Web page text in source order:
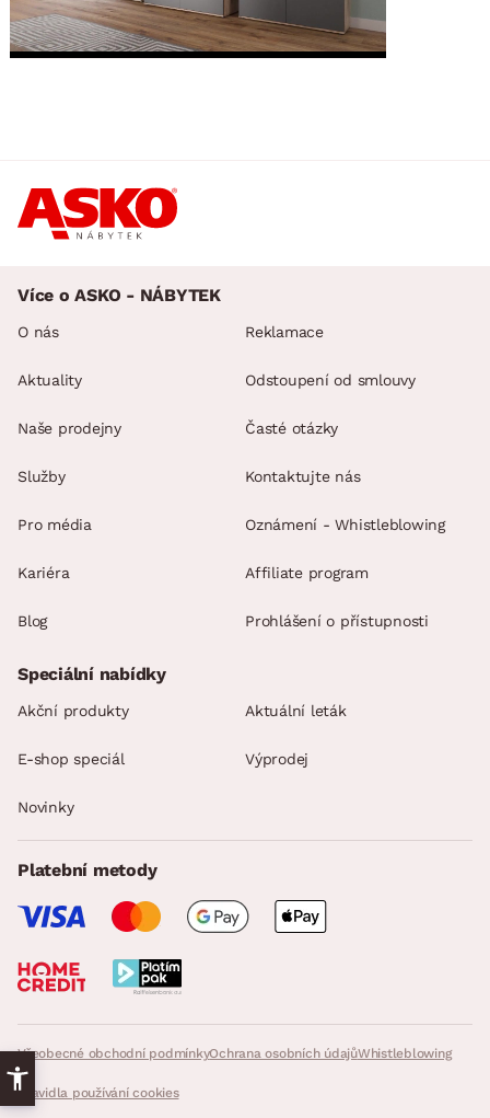
Více o ASKO - NÁBYTEK
O nás
Aktuality
Naše prodejny
Služby
Pro média
Kariéra
Blog
Reklamace
Odstoupení od smlouvy
Časté otázky
Kontaktujte nás
Oznámení - Whistleblowing
Affiliate program
Prohlášení o přístupnosti
Všeobecné obchodní podmínkyOchrana osobních údajůWhistleblowing
Pravidla používání cookies
Speciální nabídky
Akční produkty Aktuální leták
E-shop speciál Výprodej
Novinky
Platební metody